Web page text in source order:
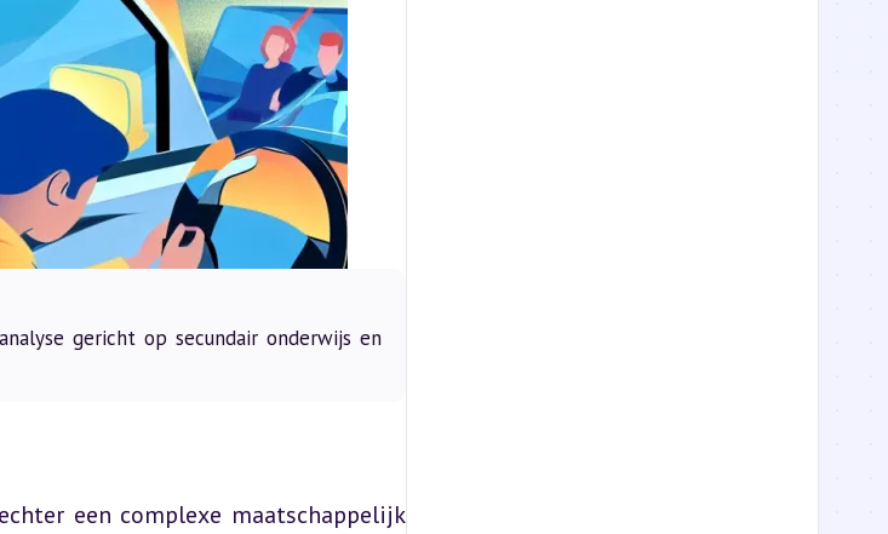
gericht op secundair onderwijs en
een complexe maatschappelijk